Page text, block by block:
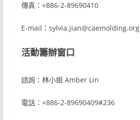
傳真：+886-2-89690410
E-mail：sylvia.jian@caemolding.org
活動籌辦窗口
諮詢：林小姐 Amber Lin
電話：+886-2-89690409#236